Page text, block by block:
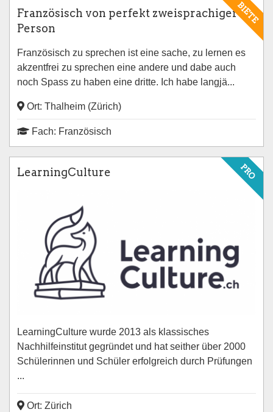
BIETE
Französisch von perfekt zweisprachiger
Person
Französisch zu sprechen ist eine sache, zu lernen es
akzentfrei zu sprechen eine andere und dabe auch
noch Spass zu haben eine dritte. Ich habe langjä...
Ort: Thalheim (Zürich)
Fach: Französisch
PRO
LearningCulture
LearningCulture wurde 2013 als klassisches
Nachhilfeinstitut gegründet und hat seither über 2000
Schülerinnen und Schüler erfolgreich durch Prüfungen
...
Ort: Zürich